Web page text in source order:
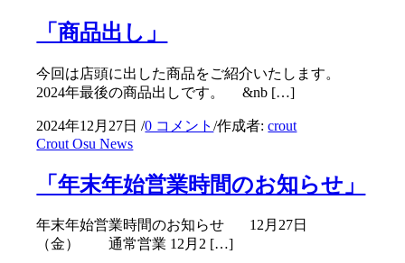
「商品出し」
今回は店頭に出した商品をご紹介いたします。
2024年最後の商品出しです。 &nb […]
2024年12月27日 /0 コメント/作成者:crout
Crout Osu News
「年末年始営業時間のお知らせ」
年末年始営業時間のお知らせ 12月27日
（金） 通常営業 12月2 […]